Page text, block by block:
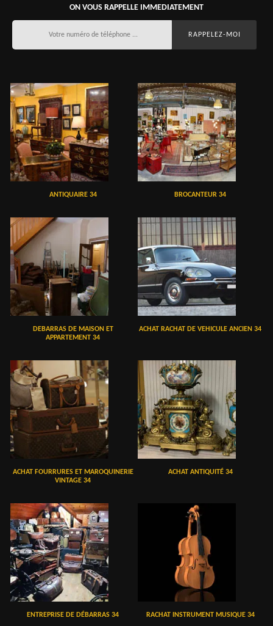
ON VOUS RAPPELLE IMMEDIATEMENT
ANTIQUAIRE 34 BROCANTEUR 34
DEBARRAS DE MAISON ET
APPARTEMENT 34
ACHAT RACHAT DE VEHICULE ANCIEN 34
ACHAT FOURRURES ET MAROQUINERIE
VINTAGE 34
ACHAT ANTIQUITÉ 34
ENTREPRISE DE DÉBARRAS 34 RACHAT INSTRUMENT MUSIQUE 34